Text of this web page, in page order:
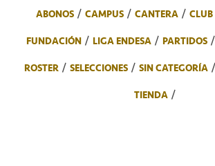
ABONOS CAMPUS CANTERA CLUB
FUNDACIÓN
LIGA ENDESA PARTIDOS
ROSTER
SELECCIONES SIN CATEGORÍA
TIENDA